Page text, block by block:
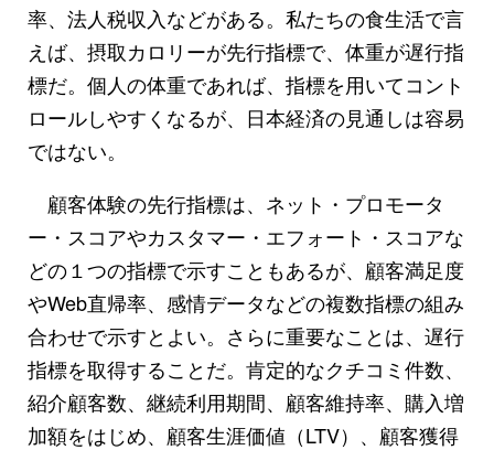
率、法人税収入などがある。私たちの食生活で言
えば、摂取カロリーが先行指標で、体重が遅行指
標だ。個人の体重であれば、指標を用いてコント
ロールしやすくなるが、日本経済の見通しは容易
ではない。
顧客体験の先行指標は、ネット・プロモータ
ー・スコアやカスタマー・エフォート・スコアな
どの１つの指標で示すこともあるが、顧客満足度
やWeb直帰率、感情データなどの複数指標の組み
合わせで示すとよい。さらに重要なことは、遅行
指標を取得することだ。肯定的なクチコミ件数、
紹介顧客数、継続利用期間、顧客維持率、購入増
加額をはじめ、顧客生涯価値（LTV）、顧客獲得